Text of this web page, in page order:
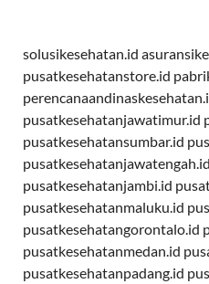
solusikesehatan.id
pusatkesehatanstore.id
pusatkesehatanjawatimur.id
pusatkesehatansumbar.id
pusatkesehatanjawatengah.id
pusatkesehatanjambi.id
pusatkesehatanmaluku.id
pusatkesehatangorontalo.id
pusatkesehatanmedan.id
pusatkesehatanpadang.id